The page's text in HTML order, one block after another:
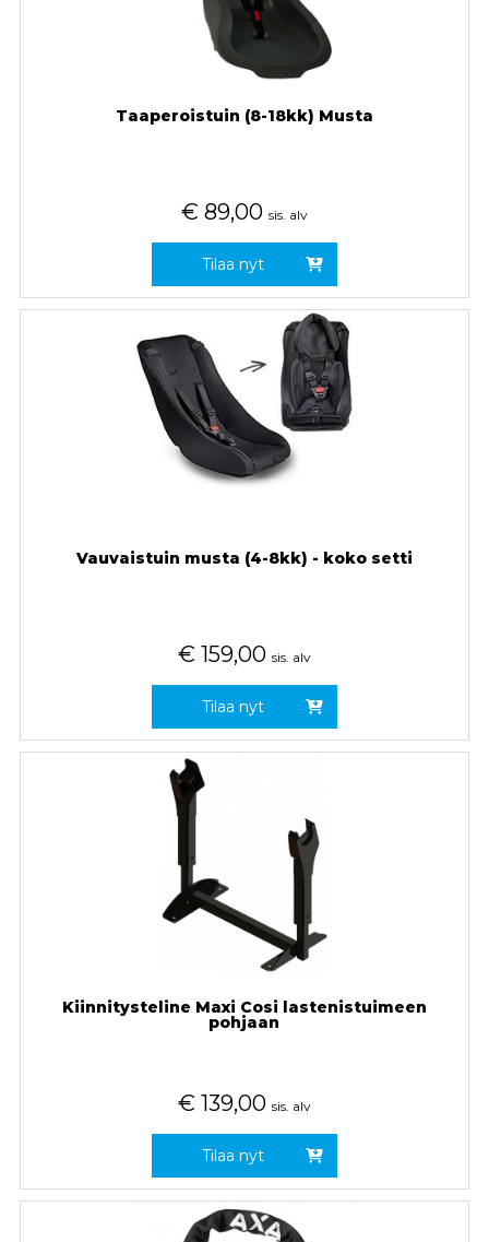
Taaperoistuin (8-18kk) Musta
€ 89,00 sis. alv
Tilaa nyt
Vauvaistuin musta (4-8kk) - koko setti
€ 159,00 sis. alv
Tilaa nyt
Kiinnitysteline Maxi Cosi lastenistuimeen
pohjaan
€ 139,00 sis. alv
Tilaa nyt